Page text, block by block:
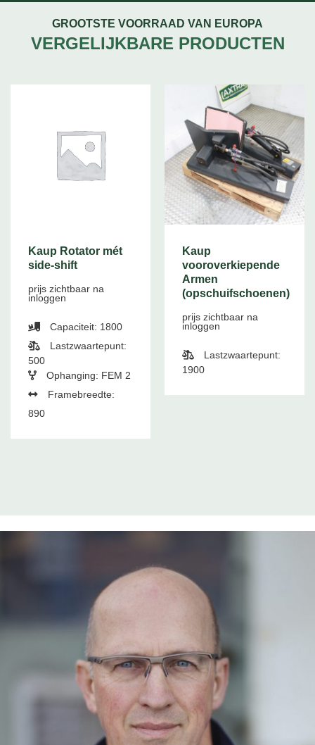
GROOTSTE VOORRAAD VAN EUROPA
VERGELIJKBARE PRODUCTEN
Kaup Rotator mét
side-shift
prijs zichtbaar na
inloggen
Capaciteit: 1800
Lastzwaartepunt:
500
Ophanging: FEM 2
Framebreedte:
890
Kaup
vooroverkiepende
Armen
(opschuifschoenen)
prijs zichtbaar na
inloggen
Lastzwaartepunt:
1900